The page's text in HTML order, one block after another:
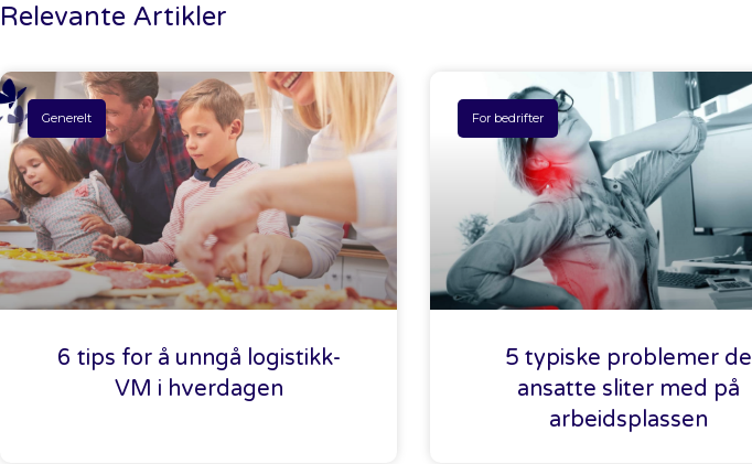
Relevante Artikler
Generelt
6 tips for å unngå logistikk-
VM i hverdagen
For bedrifter
5 typiske problemer de
ansatte sliter med på
arbeidsplassen